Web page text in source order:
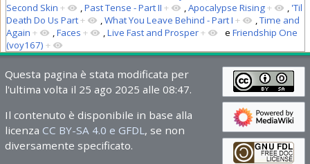
Second Skin + ,Past Tense - Part II + ,Apocalypse Rising+ , 'Til
Death Do Us Part+ ,What You Leave Behind - Part I + ,Time and
Again + ,Faces + ,Live Fast and Prosper+ e Friendship One
(voy167) +
Questa pagina è stata modificata per
l'ultima volta il 25 ago 2025 alle 08:47.
Il contenuto è disponibile in base alla
licenza CC BY-SA 4.0 e GFDL , se non
diversamente specificato.